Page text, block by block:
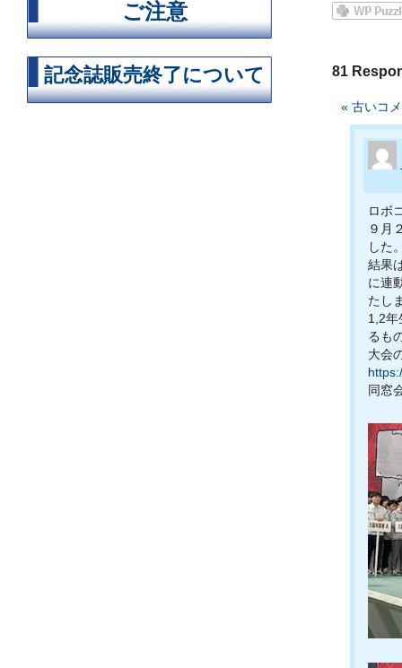
81
« 古いコ
ロボ
９月
した
結果
に連
たし
1,2年
るも
大会
同窓
ご注意
記念誌販売終了について